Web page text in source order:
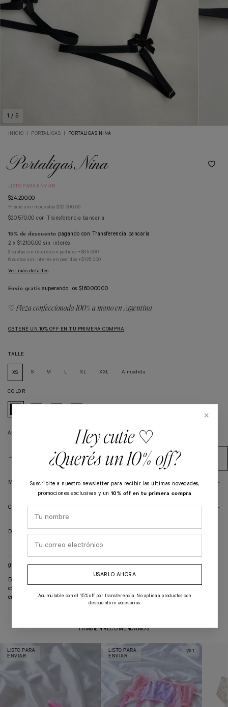
1 / 5
INICIO PORTALIGAS PORTALIGAS NINA
Portaligas Nina
LISTO PARA ENVIAR
$24.200,00
Precio sin impuestos$20.000,00
$20.570,00con Transferencia bancaria
15% de descuento pagando con Transferencia bancaria
2 x $12.100,00 sin interés
3 cuotas sin interés en pedidos +$65.000
6 cuotas sin interés en pedidos +$125.000
Ver más detalles
Envío gratis superando los $160.000,00
♡ Pieza confeccionada 100% a mano en Argentina
OBTENÉ UN 10% OFF EN TU PRIMERA COMPRA
TALLE
XS S M L XL XXL A medida
COLOR
Ayudame a elegir mi talle
MEDIOS DE ENVÍO
COMPARTIR
DESCRIPCIÓN
- Características: Los elásticos tienen correderas para poder regular la medida a
gusto. En la espada posee un gancho desmontable.
Esta prenda es realizada a mano de forma artesanal, cortada pieza por pieza y
confeccionada en pequeñas cantidades con mucho amor y cuidado por los detalles,
en nuestro taller ubicado en Buenos Aires, Argentina.
TAMBIÉN RECOMENDAMOS
LISTO PARA
ENVIAR
2X1
LISTO PARA
ENVIAR
×
Hey cutie ♡
¿Querés un 10% off?
Suscribite a nuestro newsletter para recibir las últimas novedades,
promociones exclusivas y un 10% off en tu primera compra
USARLO AHORA
Acumulable con el 15% off por transferencia. No aplica a productos con
descuento ni accesorios